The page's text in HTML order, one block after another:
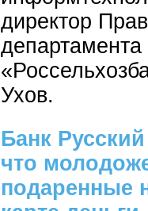
директор
Ухов.
Банк
что
подаренные